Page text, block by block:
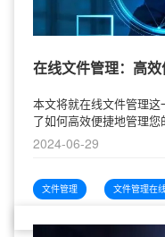
在线文件管理：高
本文将就在线文件管理
了如何高效便捷地管理您
2024-06-29
文件管理 文件管理在